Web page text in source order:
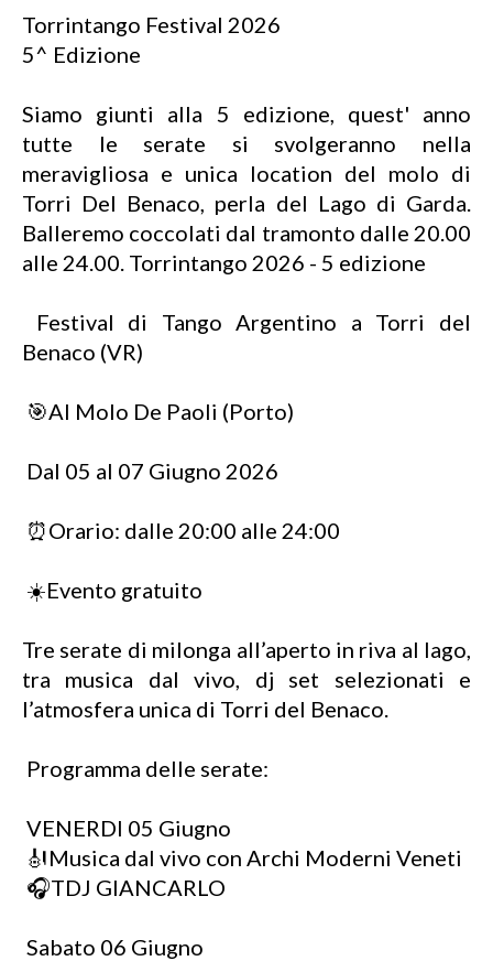
Torrintango Festival 2026
5^ Edizione
Siamo giunti alla 5 edizione, quest' anno
tutte le serate si svolgeranno nella
meravigliosa e unica location del molo di
Torri Del Benaco, perla del Lago di Garda.
Balleremo coccolati dal tramonto dalle 20.00
alle 24.00. Torrintango 2026 - 5 edizione
Festival di Tango Argentino a Torri del
Benaco (VR)
🎯Al Molo De Paoli (Porto)
Dal 05 al 07 Giugno 2026
⏰Orario: dalle 20:00 alle 24:00
☀️Evento gratuito
Tre serate di milonga all’aperto in riva al lago,
tra musica dal vivo, dj set selezionati e
l’atmosfera unica di Torri del Benaco.
Programma delle serate:
VENERDI 05 Giugno
🎻Musica dal vivo con Archi Moderni Veneti
🎧TDJ GIANCARLO
Sabato 06 Giugno